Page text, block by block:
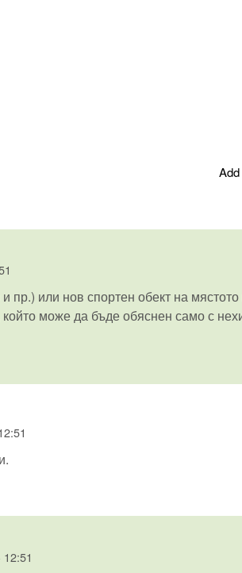
пр.) или нов спортен обект на
може да бъде обяснен само с